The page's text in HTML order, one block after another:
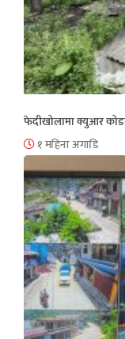
फेदीखोलामा क्युआर
१ महिना अगाडि